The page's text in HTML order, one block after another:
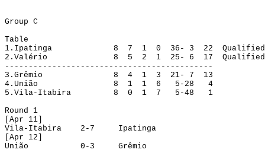
Group C
Table
1. Ipatinga 8 7 1 0 36- 3 22
Qualified
2. Valério 8 5 2 1 25- 6 17
Qualified
--------------------------------------------
3. Grêmio 8 4 1 3 21- 7
13
4. União 8 1 1 6 5-28
4
5. Vila-Itabira 8 0 1 7 5-48
1
Round 1
Apr 11]
Vila-Itabira
2-7
Ipatinga
Apr 12]
União
0-3
Grêmio